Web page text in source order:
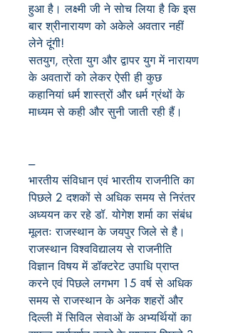
हुआ है। लक्ष्मी जी ने सोच लिया है कि इस
बार श्रीनारायण को अकेले अवतार नहीं
लेने दूंगी!
सतयुग, त्रेता युग और द्वापर युग में नारायण
के अवतारों को लेकर ऐसी ही कुछ
कहानियां धर्म शास्त्रों और धर्म ग्रंथों के
माध्यम से कही और सुनी जाती रही हैं।
---
भारतीय संविधान एवं भारतीय राजनीति का
पिछले 2 दशकों से अधिक समय से निरंतर
अध्ययन कर रहे डॉ. योगेश शर्मा का संबंध
मूलतः राजस्थान के जयपुर जिले से है।
राजस्थान विश्वविद्यालय से राजनीति
विज्ञान विषय में डॉक्टरेट उपाधि प्राप्त
करने एवं पिछले लगभग 15 वर्ष से अधिक
समय से राजस्थान के अनेक शहरों और
दिल्ली में सिविल सेवाओं के अभ्यर्थियों का